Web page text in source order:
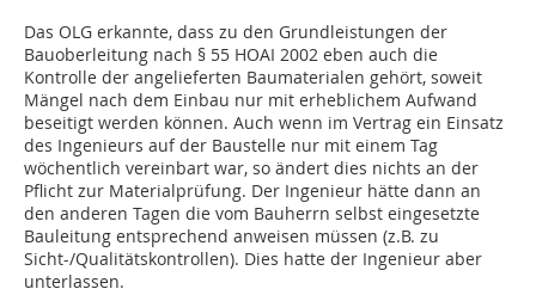
Das OLG erkannte, dass zu den Grundleistungen der
Bauoberleitung nach § 55 HOAI 2002 eben auch die
Kontrolle der angelieferten Baumaterialen gehört, soweit
Mängel nach dem Einbau nur mit erheblichem Aufwand
beseitigt werden können. Auch wenn im Vertrag ein Einsatz
des Ingenieurs auf der Baustelle nur mit einem Tag
wöchentlich vereinbart war, so ändert dies nichts an der
Pflicht zur Materialprüfung. Der Ingenieur hätte dann an
den anderen Tagen die vom Bauherrn selbst eingesetzte
Bauleitung entsprechend anweisen müssen (z.B. zu
Sicht-/Qualitätskontrollen). Dies hatte der Ingenieur aber
unterlassen.